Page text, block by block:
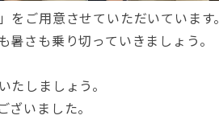
ご用意させていただいています。
さも乗り切っていきましょう。
しましょう。
いました。